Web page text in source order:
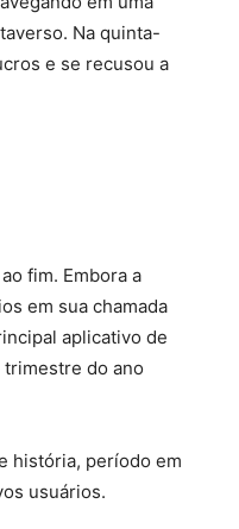
Na quinta-
e se recusou a
fim. Embora a
em sua chamada
aplicativo de
do ano
história, período em
usuários.